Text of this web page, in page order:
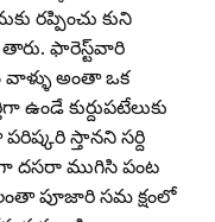
రప్పించు కుని
ఫారెస్ట్‌వారి
వాళ్ళు అంతా ఒక
కుర్దుపటేలుకు
స్తానని సర్ది
దసరా ముగిసి పంట
పూజారి సమ క్షంలో